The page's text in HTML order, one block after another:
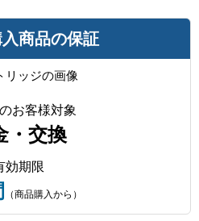
商品の保証
お客様対象
・交換
効期限
（商品購入から）